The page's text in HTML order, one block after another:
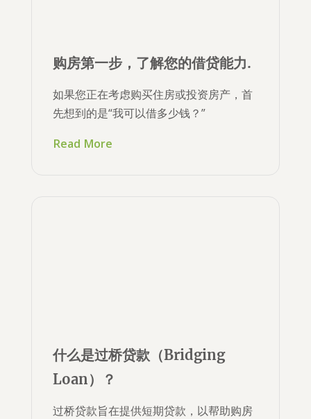
购房第一步，了解您的借贷能力.
如果您正在考虑购买住房或投资房产，首
先想到的是“我可以借多少钱？”
Read More
什么是过桥贷款（Bridging
Loan）？
过桥贷款旨在提供短期贷款，以帮助购房